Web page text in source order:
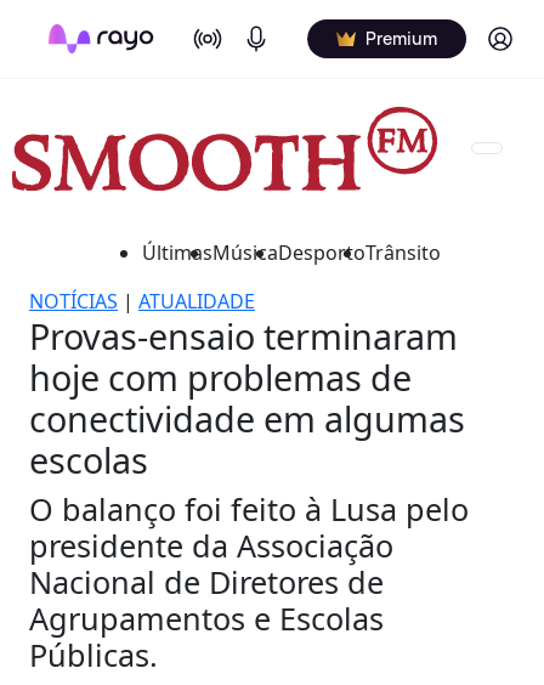
On Air Podcasts Premium Log in
ÚltimasMúsicaDesportoTrânsito
NOTÍCIAS | ATUALIDADE
Provas-ensaio terminaram
hoje com problemas de
conectividade em algumas
escolas
O balanço foi feito à Lusa pelo
presidente da Associação
Nacional de Diretores de
Agrupamentos e Escolas
Públicas.